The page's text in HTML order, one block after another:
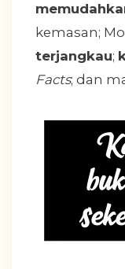
kemasan;
terjangkau;
Facts; dan